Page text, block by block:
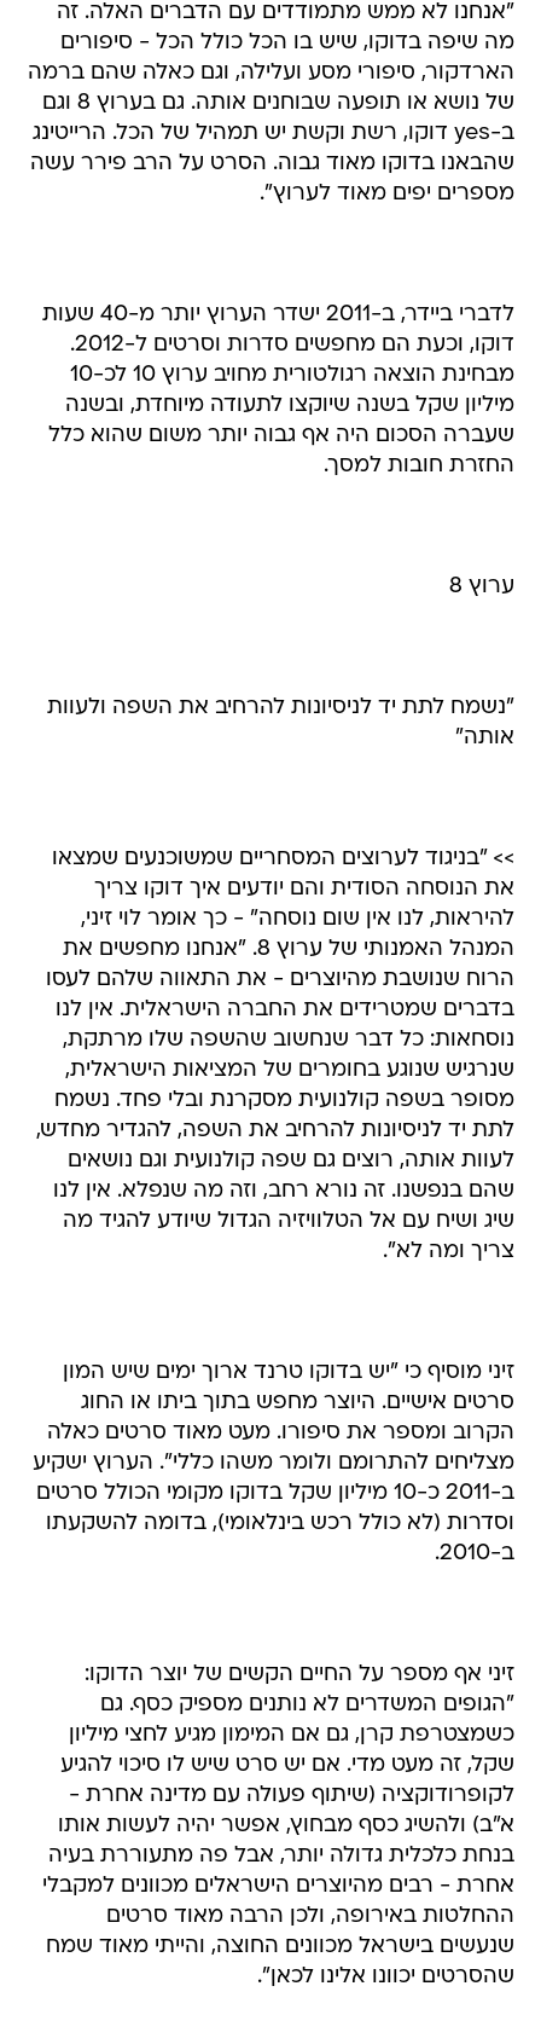
"אנחנו לא ממש מתמודדים עם הדברים האלה. זה
מה שיפה בדוקו, שיש בו הכל כולל הכל - סיפורים
הארדקור, סיפורי מסע ועלילה, וגם כאלה שהם ברמה
של נושא או תופעה שבוחנים אותה. גם בערוץ 8 וגם
ב-yes דוקו, רשת וקשת יש תמהיל של הכל. הרייטינג
שהבאנו בדוקו מאוד גבוה. הסרט על הרב פירר עשה
מספרים יפים מאוד לערוץ".
לדברי ביידר, ב-2011 ישדר הערוץ יותר מ-40 שעות
דוקו, וכעת הם מחפשים סדרות וסרטים ל-2012.
מבחינת הוצאה רגולטורית מחויב ערוץ 10 לכ-10
מיליון שקל בשנה שיוקצו לתעודה מיוחדת, ובשנה
שעברה הסכום היה אף גבוה יותר משום שהוא כלל
החזרת חובות למסך.
ערוץ 8
"נשמח לתת יד לניסיונות להרחיב את השפה ולעוות
אותה"
>> "בניגוד לערוצים המסחריים שמשוכנעים שמצאו
את הנוסחה הסודית והם יודעים איך דוקו צריך
להיראות, לנו אין שום נוסחה" - כך אומר לוי זיני,
המנהל האמנותי של ערוץ 8. "אנחנו מחפשים את
הרוח שנושבת מהיוצרים - את התאווה שלהם לעסו
בדברים שמטרידים את החברה הישראלית. אין לנו
נוסחאות: כל דבר שנחשוב שהשפה שלו מרתקת,
שנרגיש שנוגע בחומרים של המציאות הישראלית,
מסופר בשפה קולנועית מסקרנת ובלי פחד. נשמח
לתת יד לניסיונות להרחיב את השפה, להגדיר מחדש,
לעוות אותה, רוצים גם שפה קולנועית וגם נושאים
שהם בנפשנו. זה נורא רחב, וזה מה שנפלא. אין לנו
שיג ושיח עם אל הטלוויזיה הגדול שיודע להגיד מה
צריך ומה לא".
זיני מוסיף כי "יש בדוקו טרנד ארוך ימים שיש המון
סרטים אישיים. היוצר מחפש בתוך ביתו או החוג
הקרוב ומספר את סיפורו. מעט מאוד סרטים כאלה
מצליחים להתרומם ולומר משהו כללי". הערוץ ישקיע
ב-2011 כ-10 מיליון שקל בדוקו מקומי הכולל סרטים
וסדרות (לא כולל רכש בינלאומי), בדומה להשקעתו
ב-2010.
זיני אף מספר על החיים הקשים של יוצר הדוקו:
"הגופים המשדרים לא נותנים מספיק כסף. גם
כשמצטרפת קרן, גם אם המימון מגיע לחצי מיליון
שקל, זה מעט מדי. אם יש סרט שיש לו סיכוי להגיע
לקופרודוקציה (שיתוף פעולה עם מדינה אחרת -
א"ב) ולהשיג כסף מבחוץ, אפשר יהיה לעשות אותו
בנחת כלכלית גדולה יותר, אבל פה מתעוררת בעיה
אחרת - רבים מהיוצרים הישראלים מכוונים למקבלי
ההחלטות באירופה, ולכן הרבה מאוד סרטים
שנעשים בישראל מכוונים החוצה, והייתי מאוד שמח
שהסרטים יכוונו אלינו לכאן".